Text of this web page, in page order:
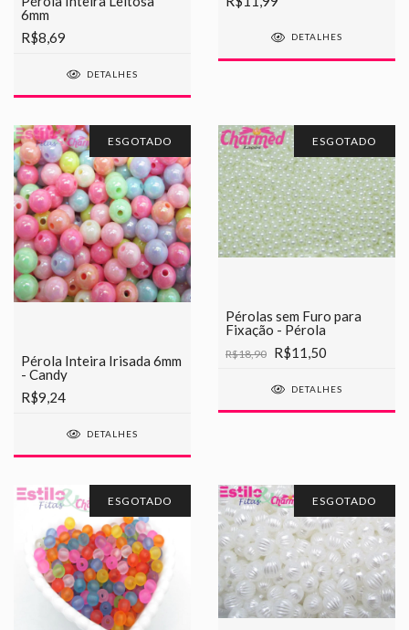
6mm
R$8,69
DETALHES
DETALHES
ESGOTADO
Pérola Inteira Irisada 6mm
- Candy
R$9,24
DETALHES
ESGOTADO
Pérolas sem Furo para
Fixação - Pérola
R$18,90 R$11,50
DETALHES
ESGOTADO ESGOTADO